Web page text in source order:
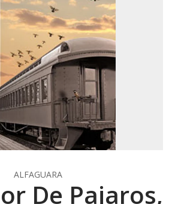
ALFAGUARA
De Pajaros,